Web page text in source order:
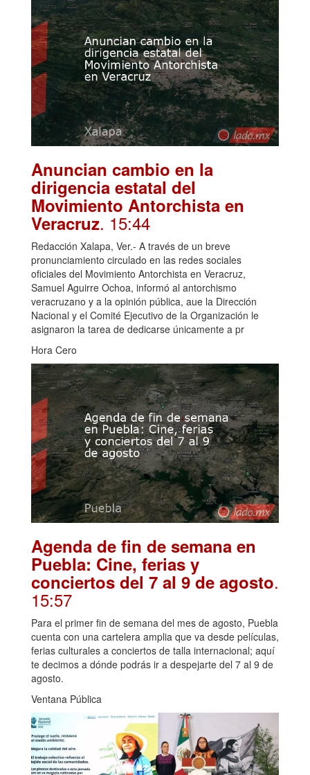
Anuncian cambio en la
dirigencia estatal del
Movimiento Antorchista en
Veracruz. 15:44
Redacción Xalapa, Ver.- A través de un breve
pronunciamiento circulado en las redes sociales
oficiales del Movimiento Antorchista en Veracruz,
Samuel Aguirre Ochoa, informó al antorchismo
veracruzano y a la opinión pública, aue la Dirección
Nacional y el Comité Ejecutivo de la Organización le
asignaron la tarea de dedicarse únicamente a pr
Hora Cero
Agenda de fin de semana en
Puebla: Cine, ferias y
conciertos del 7 al 9 de agosto.
15:57
Para el primer fin de semana del mes de agosto, Puebla
cuenta con una cartelera amplia que va desde películas,
ferias culturales a conciertos de talla internacional; aquí
te decimos a dónde podrás ir a despejarte del 7 al 9 de
agosto.
Ventana Pública